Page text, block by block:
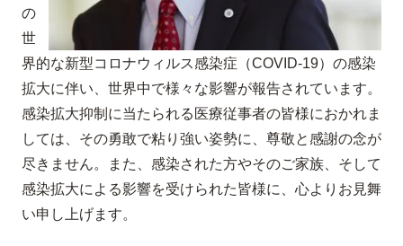
の
世
界的な新型コロナウィルス感染症（COVID-19）の感染
拡大に伴い、世界中で様々な影響が報告されています。
感染拡大抑制に当たられる医療従事者の皆様におかれま
しては、その勇敢で粘り強い姿勢に、尊敬と感謝の念が
尽きません。また、感染された方やそのご家族、そして
感染拡大による影響を受けられた皆様に、心よりお見舞
い申し上げます。